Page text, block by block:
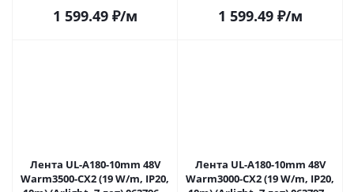
1 599.49₽/м 1 599.49₽/м
Лента UL-A180-10mm 48V
Warm3500-CX2 (19 W/m, IP20,
Лента UL-A180-10mm 48V
Warm3000-CX2 (19 W/m, IP20,